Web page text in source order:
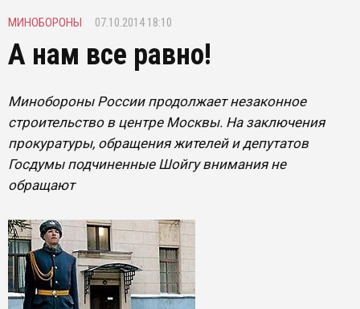
МИНОБОРОНЫ 07.10.2014 18:10
А нам все равно!
Минобороны России продолжает незаконное
строительство в центре Москвы. На заключения
прокуратуры, обращения жителей и депутатов
Госдумы подчиненные Шойгу внимания не
обращают